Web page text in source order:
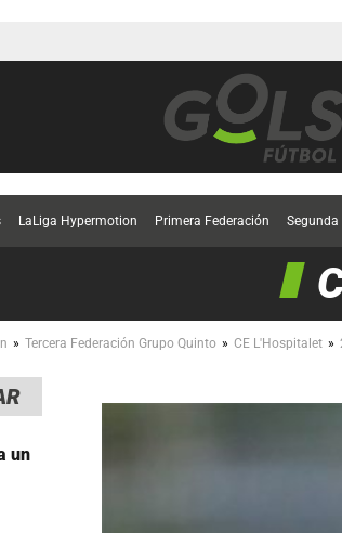
LaLiga Hypermotion Primera Federación Segunda
» Tercera Federación Grupo Quinto » CE L'Hospitalet »
un